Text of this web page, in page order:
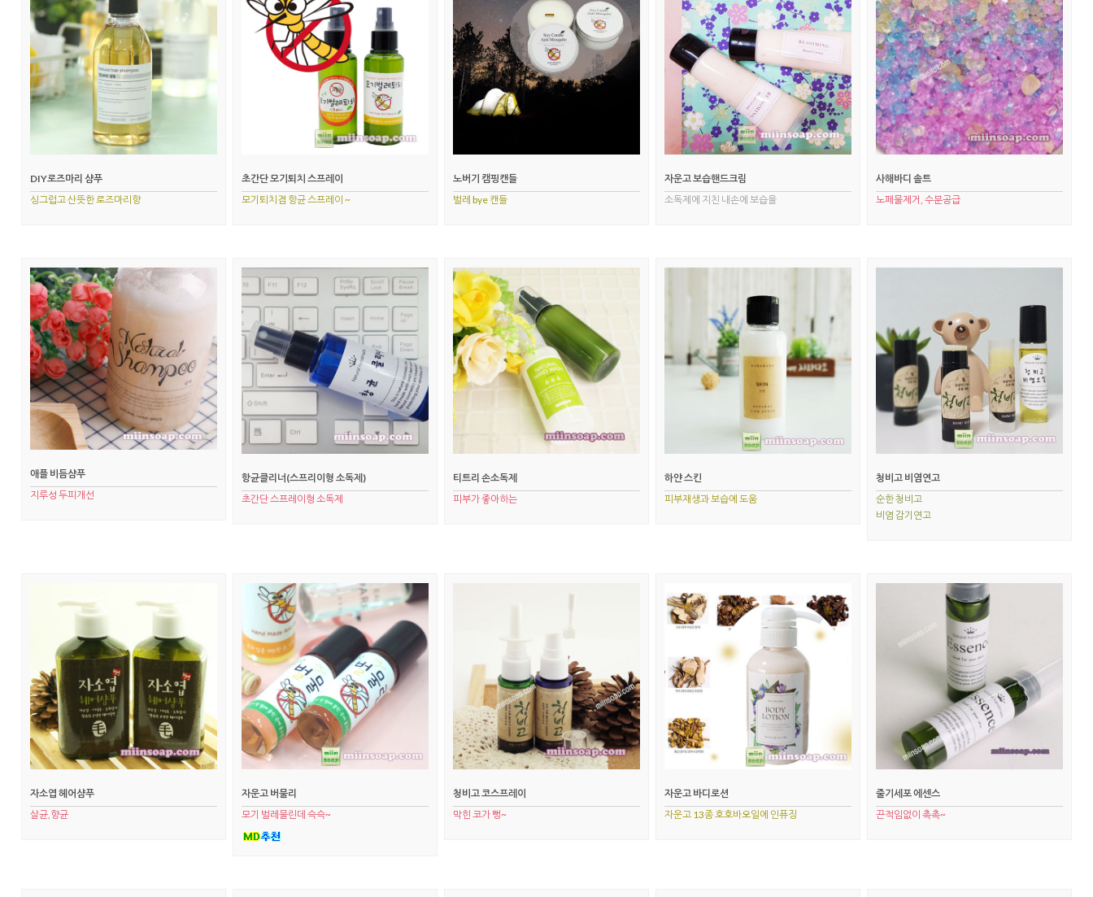
DIY로즈마리 샴푸
싱그럽고 산뜻한 로즈마리향
초간단 모기퇴치 스프레이
모기퇴치겸 항균 스프레이 ~
노버기 캠핑캔들
벌레 bye 캔들
자운고 보습핸드크림
소독제에 지친 내손에 보습을
사해바디 솔트
노페물제거, 수분공급
애플 비듬샴푸
지루성 두피개선
항균클리너(스프리이형 소독제)
초간단 스프레이형 소독제
티트리 손소독제
피부가 좋아하는
하얀 스킨
피부재생과 보습에 도움
청비고 비염연고
순한 청비고
비염 감기연고
자소엽 헤어샴푸
살균,향균
자운고 버물리
모기 벌레물린데 슥슥~
청비고 코스프레이
막힌 코가 뻥~
자운고 바디로션
자운고 13종 호호바오일에 인퓨징
줄기세포 에센스
끈적임없이 촉촉~